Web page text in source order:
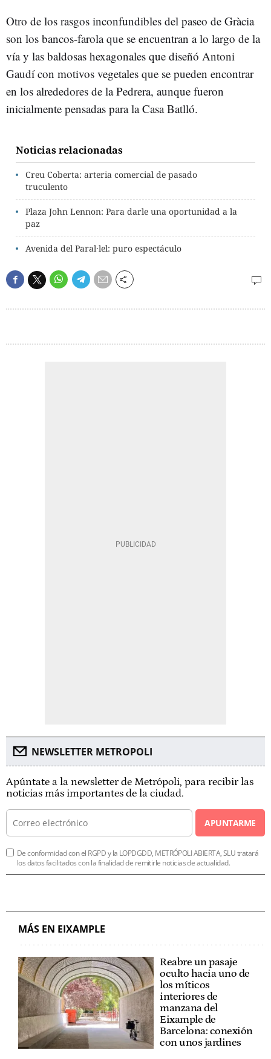
Otro de los rasgos inconfundibles del paseo de Gràcia
son los bancos-farola que se encuentran a lo largo de la
vía y las baldosas hexagonales que diseñó Antoni
Gaudí con motivos vegetales que se pueden encontrar
en los alrededores de la Pedrera, aunque fueron
inicialmente pensadas para la Casa Batlló.
Noticias relacionadas
Creu Coberta: arteria comercial de pasado
truculento
Plaza John Lennon: Para darle una oportunidad a la
paz
Avenida del Paral·lel: puro espectáculo
NEWSLETTER METROPOLI
Apúntate a la newsletter de Metrópoli, para recibir las
noticias más importantes de la ciudad.
APUNTARME
De conformidad con el RGPD y la LOPDGDD, METRÓPOLI ABIERTA, SLU tratará
los datos facilitados con la finalidad de remitirle noticias de actualidad.
MÁS EN EIXAMPLE
Reabre un pasaje
oculto hacia uno de
los míticos
interiores de
manzana del
Eixample de
Barcelona: conexión
con unos jardines